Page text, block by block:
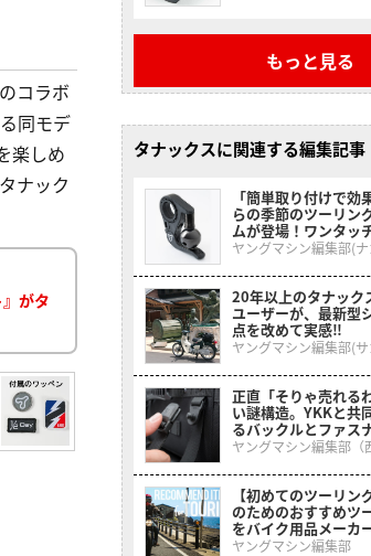
コラボ
同モデ
楽しめ
ナック
がタ
もっと見る
タナックスに関連する編集記事
「簡単取り付けで
らの季節のツーリン
ムが登場！ワンタッ
も可能！［タナック
ヤングマシン編集部(
20年以上のタナック
ユーザーが、最新型
点を改めて実感‼
ヤングマシン編集部(
正直「そりゃ売れる
い謎構造。YKKと共
るバックルとファス
ゃ優秀でヤバい
ヤングマシン編集部（
【初めてのツーリ
のためのおすすめツ
をバイク用品メーカ
ヤングマシン編集部